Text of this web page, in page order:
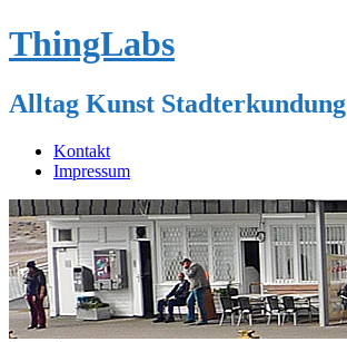
ThingLabs
Alltag Kunst Stadterkundung
Kontakt
Impressum